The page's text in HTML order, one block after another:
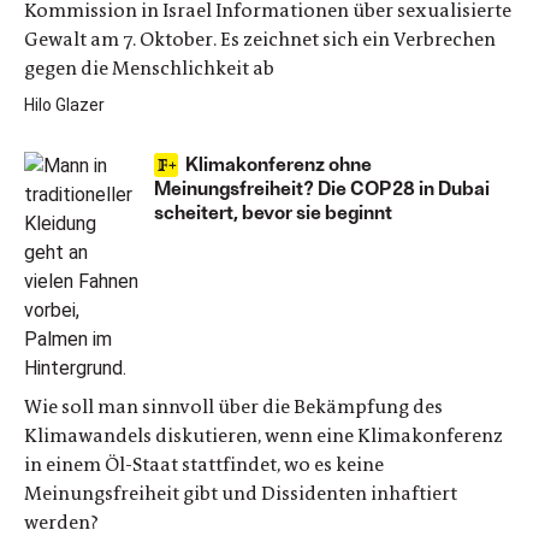
Kommission in Israel Informationen über sexualisierte
Gewalt am 7. Oktober. Es zeichnet sich ein Verbrechen
gegen die Menschlichkeit ab
Hilo Glazer
Klimakonferenz ohne
Meinungsfreiheit? Die COP28 in Dubai
scheitert, bevor sie beginnt
Wie soll man sinnvoll über die Bekämpfung des
Klimawandels diskutieren, wenn eine Klimakonferenz
in einem Öl-Staat stattfindet, wo es keine
Meinungsfreiheit gibt und Dissidenten inhaftiert
werden?